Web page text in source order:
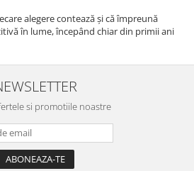
alegere contează și că împreună
în lume, începând chiar din primii ani
si promotiile noastre